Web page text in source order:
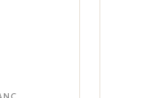
bị hệ thống mực độc
huống.